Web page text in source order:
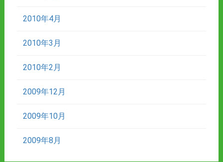
2010年4月
2010年3月
2010年2月
2009年12月
2009年10月
2009年8月